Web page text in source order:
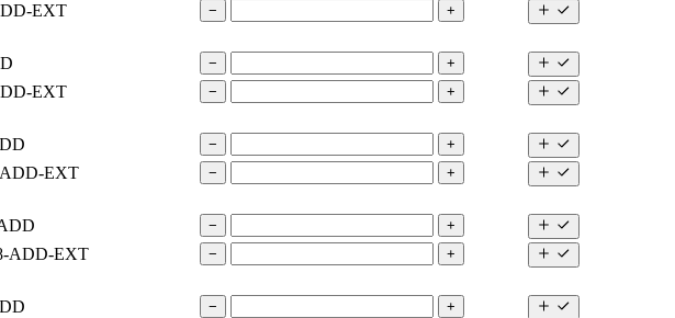
EXT − +
− +
EXT − +
− +
EXT − +
− +
ADD-EXT − +
− +